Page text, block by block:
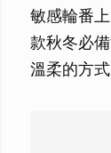
敏感輪番
款秋冬必
溫柔的方式